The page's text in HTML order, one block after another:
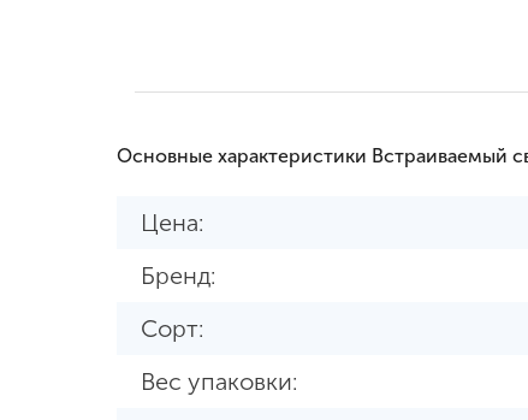
Основные характеристики Встраиваемый
Цена:
Бренд:
Сорт:
Вес упаковки: